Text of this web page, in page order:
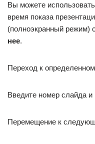
Вы можете
время показа
(полноэкранный режим) с
нее.
Переход к
Введите номер слайда
Перемещение к